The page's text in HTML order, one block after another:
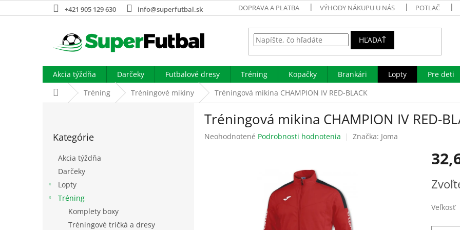
na
+421 905 129 630 info@superfutbal.sk DOPRAVA A PLATBA VÝHODY NÁKUPU U NÁS POTLAČ
HĽADAŤ
Akcia týždňa Darčeky Futbalové dresy Tréning Kopačky Brankári Lopty Pre deti
DomovTréning Tréningové mikiny Tréningová mikina CHAMPION IV RED-BLACK
kategórie
Kategórie
Akcia týždňa
Darčeky
Lopty
Tréning
Komplety boxy
Tréningové tričká a dresy
Tréningová mikina CHAMPION IV RED-
Priemerné
Neohodnotené Podrobnosti hodnotenia Značka: Joma
cena:
Veľkosť